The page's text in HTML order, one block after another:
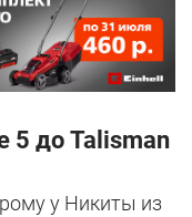
5 до Talisman
у Никиты из